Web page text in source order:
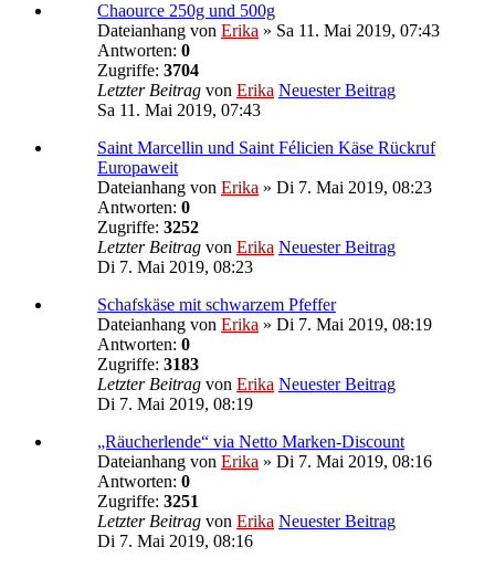
Chaource 250g und 500g
Dateianhang von Erika » Sa 11. Mai 2019, 07:43
Antworten: 0
Zugriffe: 3704
Letzter Beitrag von Erika Neuester Beitrag
Sa 11. Mai 2019, 07:43
Saint Marcellin und Saint Félicien Käse Rückruf
Europaweit
Dateianhang von Erika » Di 7. Mai 2019, 08:23
Antworten: 0
Zugriffe: 3252
Letzter Beitrag von Erika Neuester Beitrag
Di 7. Mai 2019, 08:23
Schafskäse mit schwarzem Pfeffer
Dateianhang von Erika » Di 7. Mai 2019, 08:19
Antworten: 0
Zugriffe: 3183
Letzter Beitrag von Erika Neuester Beitrag
Di 7. Mai 2019, 08:19
„Räucherlende“ via Netto Marken-Discount
Dateianhang von Erika » Di 7. Mai 2019, 08:16
Antworten: 0
Zugriffe: 3251
Letzter Beitrag von Erika Neuester Beitrag
Di 7. Mai 2019, 08:16